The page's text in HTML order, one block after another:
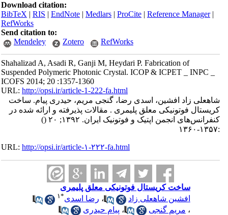
Download citation:
BibTeX|RIS|EndNote|Medlars|ProCite|Reference Manager
RefWorks
Send citation to:
Mendeley
Zotero RefWorks
Shahalizad A, Asadi R, Ganji M, Heydari P. Fabrication of
Suspended Polymeric Photonic Crystal. ICOP & ICPET _ INPC _
ICOFS 2014; 20 :1357-1360
URL:http://opsi.ir/article-1-222-fa.html
شاهعلی زاد افشین، اسدی رضا، گنجی مریم، حیدری پیام. ساخت
کریستال فوتونیکی معلق پلیمری . مقالات پذیرفته و ارائه شده در
کنفرانس‌های انجمن اپتیک و فوتونیک ایران. ۱۳۹۲; ۲۰
()
URL:http://opsi.ir/article-۱-۲۲۲-fa.html
ساخت کریستال فوتونیکی معلق پلیمری
افشین شاهعلی زاد
،رضا اسدی* ۱
مریم گنجی ،پیام حیدری